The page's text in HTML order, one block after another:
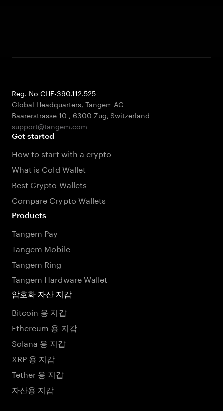
Reg. No CHE-390.112.525
Global Headquarters, Tangem AG
Baarerstrasse 10 , 6300 Zug, Switzerland
support@tangem.com
Get started
How to start with a crypto
What is Cold Wallet
Best Crypto Wallets
Compare Crypto Wallets
Products
Tangem Pay
Tangem Mobile
Tangem Ring
Tangem Hardware Wallet
암호화 자산 지갑
Bitcoin 용 지갑
Ethereum 용 지갑
Solana 용 지갑
XRP 용 지갑
Tether 용 지갑
자산용 지갑